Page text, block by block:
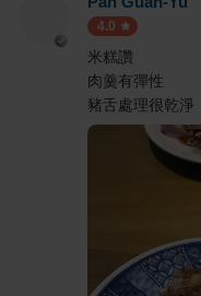
4.0
米糕讚
肉羹有彈性
豬舌處理很乾淨